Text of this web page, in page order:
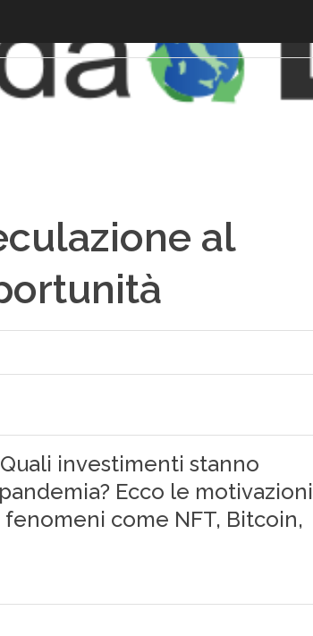
al
investimenti stanno
Ecco le motivazioni
come NFT, Bitcoin,